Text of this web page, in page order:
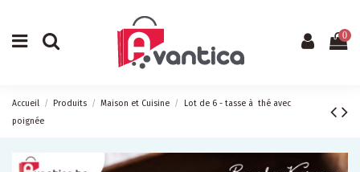
0
Accueil Produits Maison et Cuisine
Lot de 6 - tasse à thé avec
poignée